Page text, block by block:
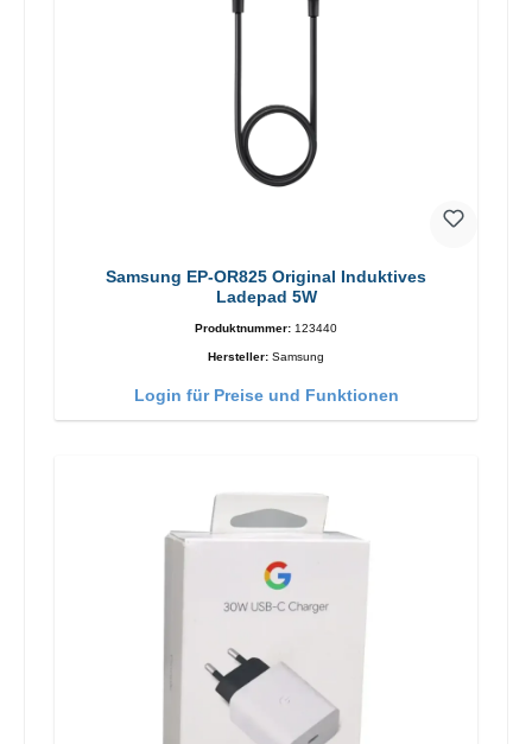
Samsung EP-OR825 Original Induktives
Ladepad 5W
Produktnummer: 123440
Hersteller: Samsung
Login für Preise und Funktionen